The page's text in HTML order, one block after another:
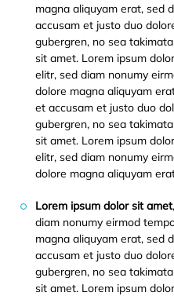
magna aliquyam erat, sed
accusam et justo duo
gubergren, no sea
sit amet. Lorem ipsum
elitr, sed diam nonumy
dolore magna aliquyam
et accusam et justo duo
gubergren, no sea
sit amet. Lorem ipsum
elitr, sed diam nonumy
dolore magna aliquyam
Lorem ipsum dolor sit amet
diam nonumy eirmod
magna aliquyam erat, sed
accusam et justo duo
gubergren, no sea
sit amet. Lorem ipsum